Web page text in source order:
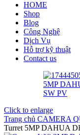
HOME
Shop
Blog
Công Nghệ
Dịch Vụ
Hỗ trợ kỹ thuật
Contact us
Click to enlarge
Trang chủ CAMERA
Turret 5MP DAHUA